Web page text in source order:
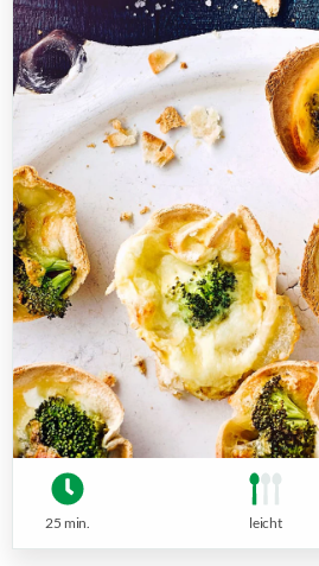
25 min. leicht